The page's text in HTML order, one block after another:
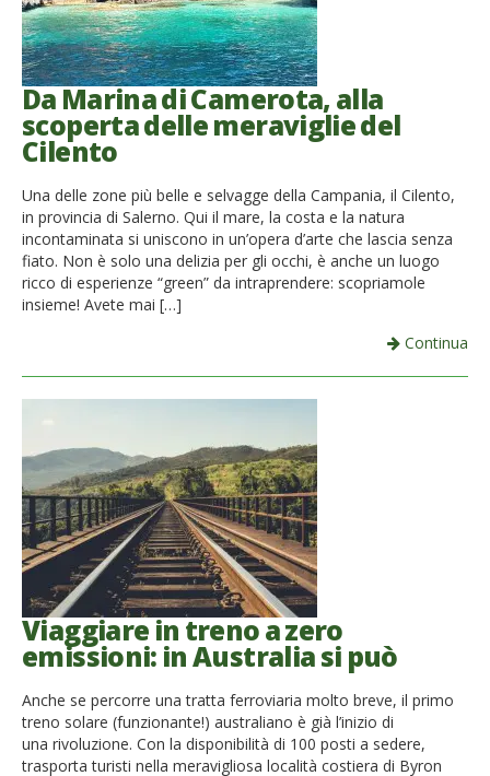
Da Marina di Camerota, alla
scoperta delle meraviglie del
Cilento
Una delle zone più belle e selvagge della Campania, il Cilento,
in provincia di Salerno. Qui il mare, la costa e la natura
incontaminata si uniscono in un’opera d’arte che lascia senza
fiato. Non è solo una delizia per gli occhi, è anche un luogo
ricco di esperienze “green” da intraprendere: scopriamole
insieme! Avete mai […]
Continua
Viaggiare in treno a zero
emissioni: in Australia si può
Anche se percorre una tratta ferroviaria molto breve, il primo
treno solare (funzionante!) australiano è già l’inizio di
una rivoluzione. Con la disponibilità di 100 posti a sedere,
trasporta turisti nella meravigliosa località costiera di Byron